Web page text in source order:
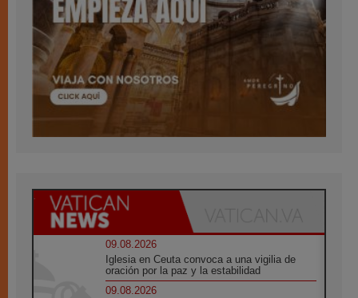
09.08.2026
Iglesia en Ceuta convoca a una vigilia de
oración por la paz y la estabilidad
09.08.2026